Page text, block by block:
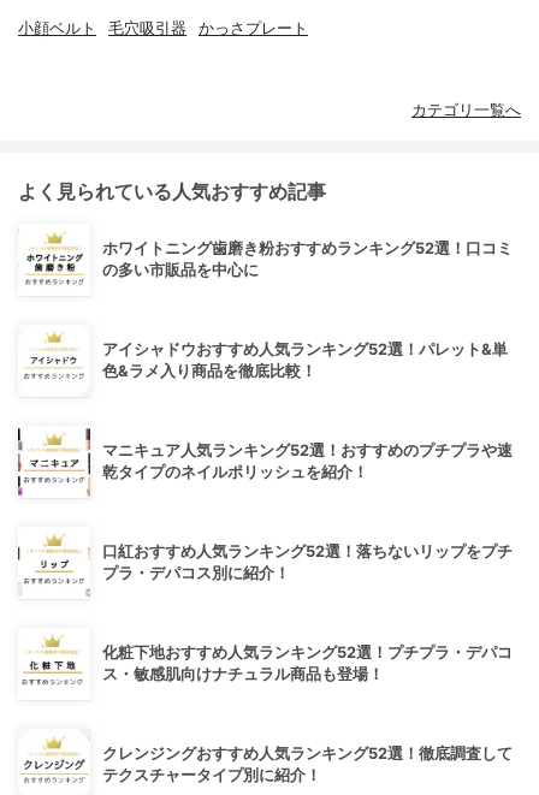
小顔ベルト 毛穴吸引器 かっさプレート
カテゴリ一覧へ
よく見られている人気おすすめ記事
ホワイトニング歯磨き粉おすすめランキング52選！口コミ
の多い市販品を中心に
アイシャドウおすすめ人気ランキング52選！パレット&単
色&ラメ入り商品を徹底比較！
マニキュア人気ランキング52選！おすすめのプチプラや速
乾タイプのネイルポリッシュを紹介！
口紅おすすめ人気ランキング52選！落ちないリップをプチ
プラ・デパコス別に紹介！
化粧下地おすすめ人気ランキング52選！プチプラ・デパコ
ス・敏感肌向けナチュラル商品も登場！
クレンジングおすすめ人気ランキング52選！徹底調査して
テクスチャータイプ別に紹介！